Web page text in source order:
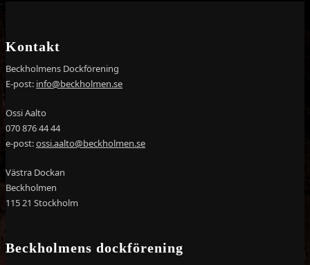
Kontakt
Beckholmens Dockförening
E-post: info@beckholmen.se
Ossi Aalto
070 876 44 44
e-post:ossi.aalto@beckholmen.se
Västra Dockan
Beckholmen
115 21 Stockholm
Beckholmens dockförening